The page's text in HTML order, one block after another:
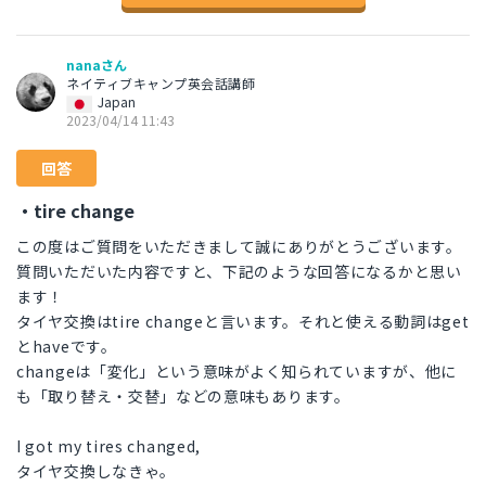
nanaさん
ネイティブキャンプ英会話講師
Japan
2023/04/14 11:43
回答
・tire change
この度はご質問をいただきまして誠にありがとうございます。
質問いただいた内容ですと、下記のような回答になるかと思い
ます！
タイヤ交換はtire changeと言います。それと使える動詞はget
とhaveです。
changeは「変化」という意味がよく知られていますが、他に
も「取り替え・交替」などの意味もあります。
I got my tires changed,
タイヤ交換しなきゃ。